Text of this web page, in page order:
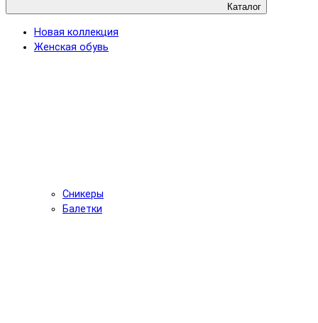
Каталог
Новая коллекция
Женская обувь
Сникеры
Балетки